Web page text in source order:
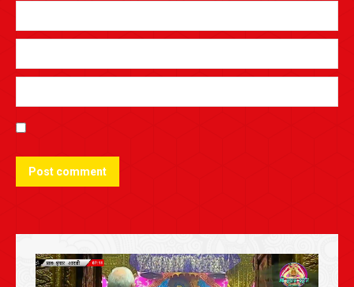
Post comment